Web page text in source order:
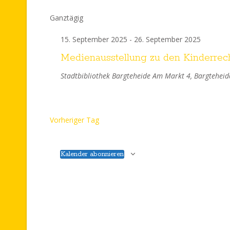
wählen.
Ganztägig
15. September 2025 - 26. September 2025
Medienausstellung zu den
Stadtbibliothek BargteheideAm Markt 4,
Vorheriger Tag
Kalender abonnieren